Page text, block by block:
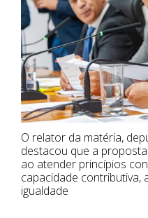
O relator da matéria,
destacou que a
ao atender princípios
capacidade contributiva,
igualdade